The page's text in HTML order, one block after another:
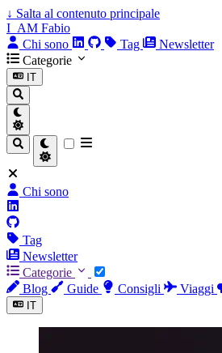
↓ Salta al contenuto principale
I_AM Fabio
Chi sono
Tag
Newsletter
Categorie
IT
Chi sono
Tag
Newsletter
Categorie
Blog
Guide Consigli Viaggi
IT